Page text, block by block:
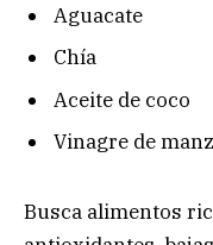
Aguacate
Chía
Aceite de coco
Vinagre de
Busca alimentos